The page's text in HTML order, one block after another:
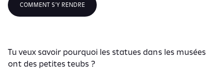
COMMENT S'Y RENDRE
Tu veux savoir pourquoi les statues dans les musées
ont des petites teubs ?